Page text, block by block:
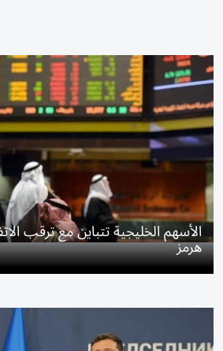
الأسهم الخليجية تتباين مع ترقب
هرمز